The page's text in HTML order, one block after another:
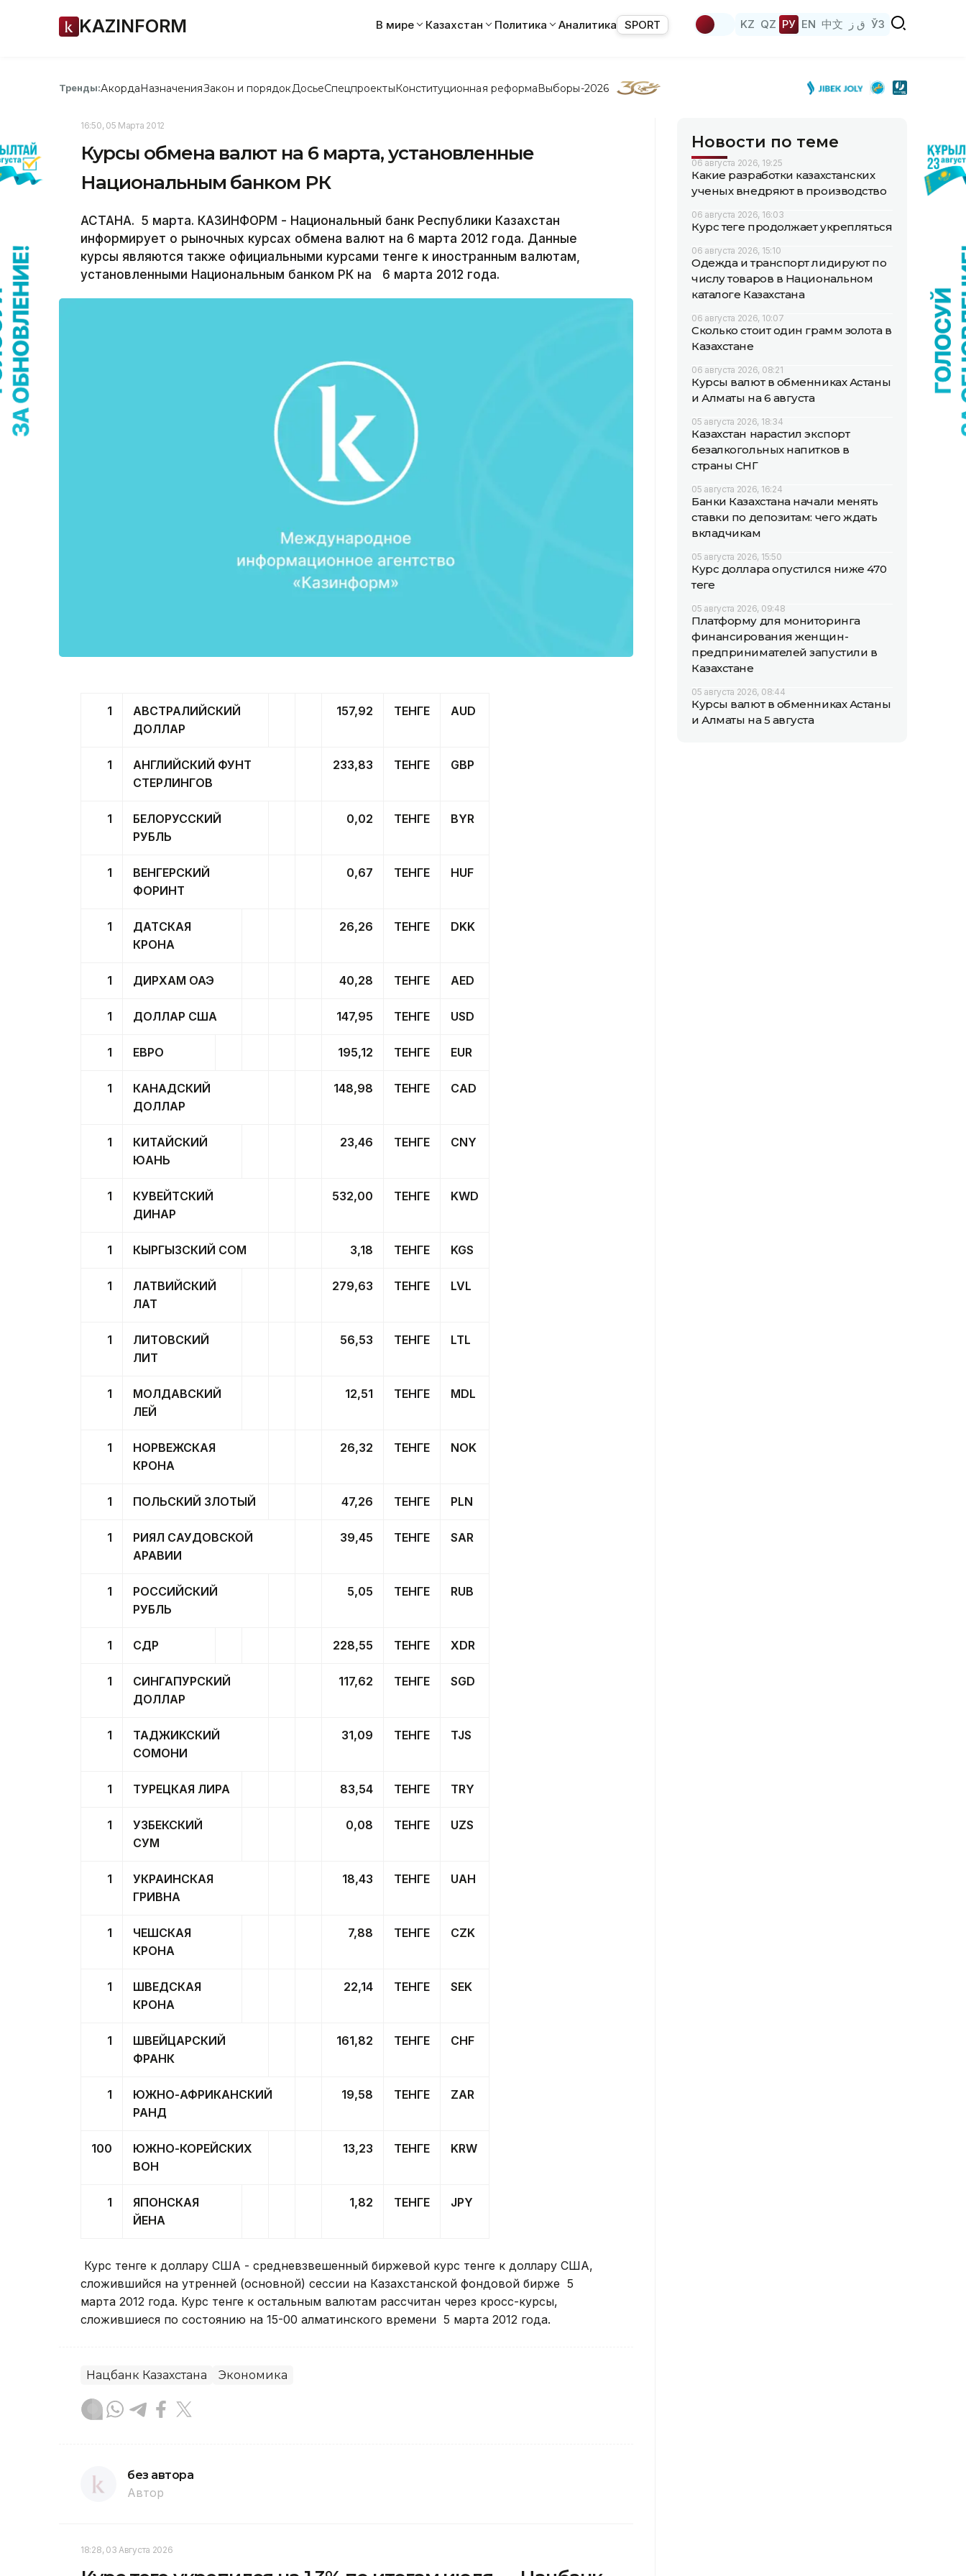
KAZINFORM В мире Казахстан Политика Аналитика SPORT KZ QZ РУ EN 中文 ق ز ЎЗ
Тренды:АкордаНазначенияЗакон и порядок ДосьеСпецпроектыКонституционная реформаВыборы-2026
16:50, 05 Марта 2012
Курсы обмена валют на 6 марта, установленные
Национальным банком РК
АСТАНА. 5 марта. КАЗИНФОРМ - Национальный банк Республики Казахстан
информирует о рыночных курсах обмена валют на 6 марта 2012 года. Данные
курсы являются также официальными курсами тенге к иностранным валютам,
установленными Национальным банком РК на 6 марта 2012 года.
1
АВСТРАЛИЙСКИЙ
ДОЛЛАР
157,92 ТЕНГЕ AUD
1
АНГЛИЙСКИЙ ФУНТ
СТЕРЛИНГОВ
233,83 ТЕНГЕ GBP
1
БЕЛОРУССКИЙ
РУБЛЬ
0,02 ТЕНГЕ BYR
1
ВЕНГЕРСКИЙ
ФОРИНТ
0,67 ТЕНГЕ HUF
1
ДАТСКАЯ
КРОНА
26,26 ТЕНГЕ DKK
1 ДИРХАМ ОАЭ 40,28 ТЕНГЕ AED
1 ДОЛЛАР США 147,95 ТЕНГЕ USD
1 ЕВРО 195,12 ТЕНГЕ EUR
1
КАНАДСКИЙ
ДОЛЛАР
148,98 ТЕНГЕ CAD
1
КИТАЙСКИЙ
ЮАНЬ
23,46 ТЕНГЕ CNY
1
КУВЕЙТСКИЙ
ДИНАР
532,00 ТЕНГЕ KWD
1 КЫРГЫЗСКИЙ СОМ 3,18 ТЕНГЕ KGS
1
ЛАТВИЙСКИЙ
ЛАТ
279,63 ТЕНГЕ LVL
1
ЛИТОВСКИЙ
ЛИТ
56,53 ТЕНГЕ LTL
1
МОЛДАВСКИЙ
ЛЕЙ
12,51 ТЕНГЕ MDL
1
НОРВЕЖСКАЯ
КРОНА
26,32 ТЕНГЕ NOK
1 ПОЛЬСКИЙ ЗЛОТЫЙ 47,26 ТЕНГЕ PLN
1
РИЯЛ САУДОВСКОЙ
АРАВИИ
39,45 ТЕНГЕ SAR
1
РОССИЙСКИЙ
РУБЛЬ
5,05 ТЕНГЕ RUB
1 СДР 228,55 ТЕНГЕ XDR
1
СИНГАПУРСКИЙ
ДОЛЛАР
117,62 ТЕНГЕ SGD
1
ТАДЖИКСКИЙ
СОМОНИ
31,09 ТЕНГЕ TJS
1 ТУРЕЦКАЯ ЛИРА 83,54 ТЕНГЕ TRY
1
УЗБЕКСКИЙ
СУМ
0,08 ТЕНГЕ UZS
1
УКРАИНСКАЯ
ГРИВНА
18,43 ТЕНГЕ UAH
1
ЧЕШСКАЯ
КРОНА
7,88 ТЕНГЕ CZK
1
ШВЕДСКАЯ
КРОНА
22,14 ТЕНГЕ SEK
1
ШВЕЙЦАРСКИЙ
ФРАНК
161,82 ТЕНГЕ CHF
1
ЮЖНО-АФРИКАНСКИЙ
РАНД
19,58 ТЕНГЕ ZAR
100
ЮЖНО-КОРЕЙСКИХ
ВОН
13,23 ТЕНГЕ KRW
1
ЯПОНСКАЯ
ЙЕНА
1,82 ТЕНГЕ JPY
Курс тенге к доллару США - средневзвешенный биржевой курс тенге к доллару США,
сложившийся на утренней (основной) сессии на Казахстанской фондовой бирже 5
марта 2012 года. Курс тенге к остальным валютам рассчитан через кросс-курсы,
сложившиеся по состоянию на 15-00 алматинского времени 5 марта 2012 года.
Нацбанк Казахстана Экономика
без автора
Автор
18:28, 03 Августа 2026
Новости по теме
06 августа 2026, 19:25
Какие разработки казахстанских
ученых внедряют в производство
06 августа 2026, 16:03
Курс теңге продолжает укрепляться
06 августа 2026, 15:10
Одежда и транспорт лидируют по
числу товаров в Национальном
каталоге Казахстана
06 августа 2026, 10:07
Сколько стоит один грамм золота в
Казахстане
06 августа 2026, 08:21
Курсы валют в обменниках Астаны
и Алматы на 6 августа
05 августа 2026, 18:34
Казахстан нарастил экспорт
безалкогольных напитков в
страны СНГ
05 августа 2026, 16:24
Банки Казахстана начали менять
ставки по депозитам: чего ждать
вкладчикам
05 августа 2026, 15:50
Курс доллара опустился ниже 470
теңге
05 августа 2026, 09:48
Платформу для мониторинга
финансирования женщин-
предпринимателей запустили в
Казахстане
05 августа 2026, 08:44
Курсы валют в обменниках Астаны
и Алматы на 5 августа